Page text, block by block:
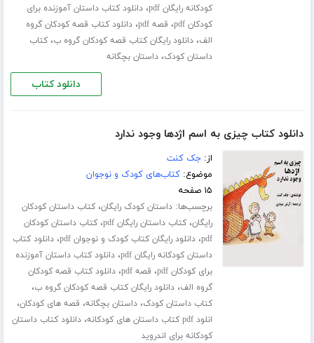
کودکانه رایگان pdf
،دانلود کتاب داستان آموزنده برای
کودکان pdf
، قصه pdf ،دانلود کتاب قصه کودکان گروه
الف،دانلود رایگان کتاب قصه کودکان گروه ب،کتاب
داستان کودک،داستان بچگانه
دانلود کتاب
دانلود کتاب چیزی به اسم اژدها وجود ندارد
از:جک کنت
موضوع:کتاب‌های کودک و نوجوان
۱۵ صفحه
برچسب‌ها:داستان کودک رایگان،کتاب داستان کودکان
رایگان،کتاب داستان رایگان pdf ،کتاب داستان کودکان
pdf،دانلود رایگان کتاب کودک و نوجوان pdf ،دانلود کتاب
داستان کودکانه رایگان pdf
،دانلود کتاب داستان آموزنده
برای کودکان pdf
، قصه pdf ،دانلود کتاب قصه کودکان
گروه الف،دانلود رایگان کتاب قصه کودکان گروه ب،
کتاب داستان کودک،داستان بچگانه، قصه های کودکان،
انلود pdf کتاب داستان های کودکانه ،دانلود کتاب داستان
کودکانه برای اندروید